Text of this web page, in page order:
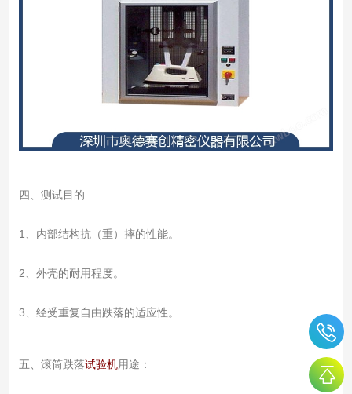
四、测试目的
1、内部结构抗（重）摔的性能。
2、外壳的耐用程度。
3、经受重复自由跌落的适应性。
五、滚筒跌落试验机用途：